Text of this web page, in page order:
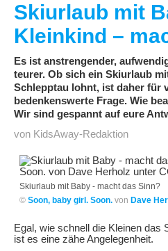
Skiurlaub mit
Kleinkind –
Es ist anstrengender,
teurer. Ob sich ein Skiurlaub
Schlepptau lohnt, ist daher für
bedenkenswerte Frage. Wie
Wir sind gespannt auf eure
von KidsAway-Redaktion
Skiurlaub mit Baby - macht das Sinn?
©Soon, baby girl. Soon. vonDave
Egal, wie schnell die Kleinen das
ist es eine zähe Angelegenheit.